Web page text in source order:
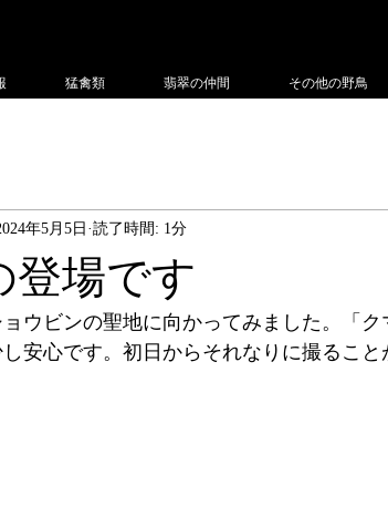
猛禽類 翡翠の仲間 その他の野鳥
登場です
年5月5日 読了時間: 1分
ウビンの聖地に向かってみました。「
安心です。初日からそれなりに撮ること